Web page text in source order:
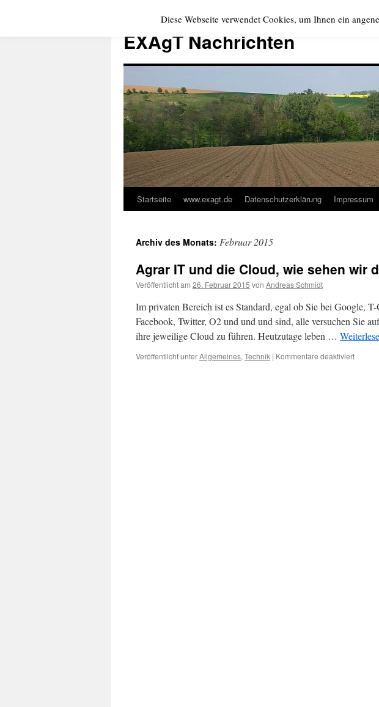
springen
EXAgT Nachrichten
Startseite www.exagt.de Datenschutzerklärung Impressum
Archiv des Monats: Februar 2015
Agrar IT und die Cloud, wie sehen wir
Veröffentlicht am 26. Februar 2015 von Andreas Schmidt
Im privaten Bereich ist es Standard, egal ob Sie bei Google,
Facebook, Twitter, O2 und und und sind, alle versuchen Sie
ihre jeweilige Cloud zu führen. Heutzutage leben …
Veröffentlicht unterAllgemeines, Technik | Kommentare deaktiviertfür
Diese Webseite verwendet Cookies, um Ihnen ein